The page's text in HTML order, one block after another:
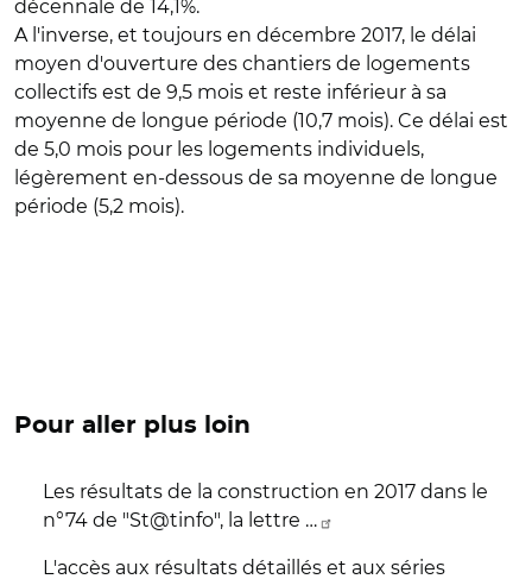
décennale de 14,1%.
A l'inverse, et toujours en décembre 2017, le délai
moyen d'ouverture des chantiers de logements
collectifs est de 9,5 mois et reste inférieur à sa
moyenne de longue période (10,7 mois). Ce délai est
de 5,0 mois pour les logements individuels,
légèrement en-dessous de sa moyenne de longue
période (5,2 mois).
Pour aller plus loin
Les résultats de la construction en 2017 dans le
n°74 de "St@tinfo", la lettre …
L'accès aux résultats détaillés et aux séries